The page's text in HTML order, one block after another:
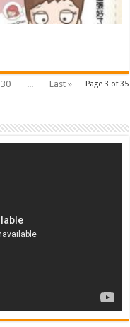
Page 3 of 35
30 ... Last »